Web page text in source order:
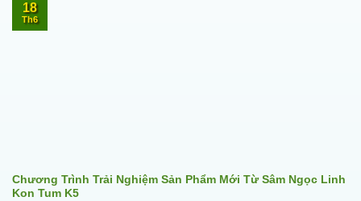
Chương Trình Trải Nghiệm Sản Phẩm Mới Từ Sâm Ngọc Linh
Kon Tum K5
18
Th6